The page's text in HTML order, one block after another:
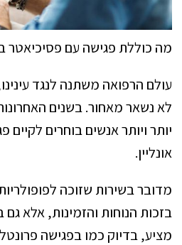
מה כוללת פגישה עם פסיכיאטר
עולם הרפואה משתנה לנגד
לא נשאר מאחור. בשנים
יותר ויותר אנשים בוחרים לקיים
אונליין.
מדובר בשירות שזוכה
בזכות הנוחות והזמינות, אלא
מציע, בדיוק כמו בפגישה